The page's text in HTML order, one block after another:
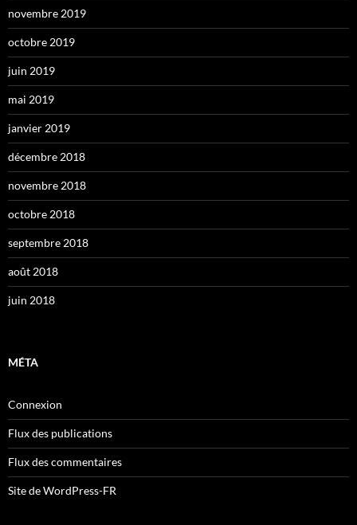
novembre 2019
octobre 2019
juin 2019
mai 2019
janvier 2019
décembre 2018
novembre 2018
octobre 2018
septembre 2018
août 2018
juin 2018
MÉTA
Connexion
Flux des publications
Flux des commentaires
Site de WordPress-FR